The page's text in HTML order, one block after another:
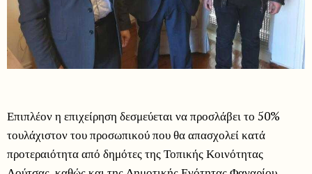
Επιπλέον η επιχείρηση δεσμεύεται να προσλάβει το 50%
τουλάχιστον του προσωπικού που θα απασχολεί κατά
προτεραιότητα από δημότες της Τοπικής Κοινότητας